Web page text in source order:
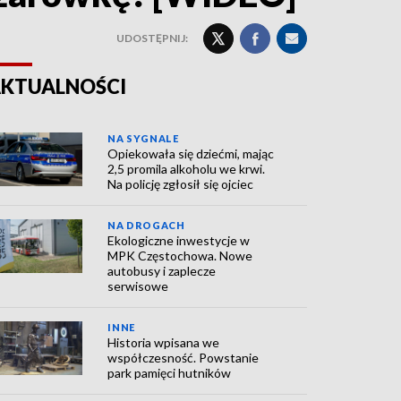
UDOSTĘPNIJ:
NA SYGNALE
Opiekowała się dziećmi, mając
2,5 promila alkoholu we krwi.
Na policję zgłosił się ojciec
NA DROGACH
Ekologiczne inwestycje w
MPK Częstochowa. Nowe
autobusy i zaplecze
serwisowe
INNE
Historia wpisana we
współczesność. Powstanie
park pamięci hutników